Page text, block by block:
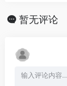
暂无评论